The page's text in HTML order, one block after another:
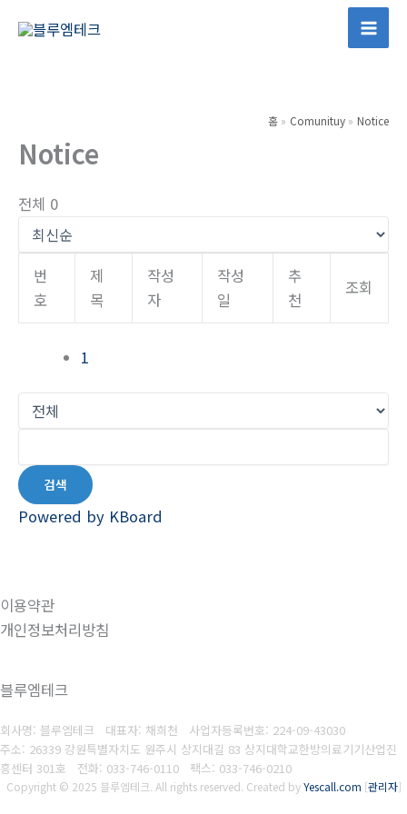
Main
홈 Comunituy Notice
Notice
전체 0
번
호
제
목
작성
자
작성
일
추
천
조회
1
검색
Powered by KBoard
이용약관
개인정보처리방침
블루엠테크
회사명: 블루엠테크 대표자: 채희천 사업자등록번호: 224-09-43030
주소: 26339 강원특별자치도 원주시 상지대길 83 상지대학교한방의료기기산업진
흥센터 301호 전화: 033-746-0110 팩스: 033-746-0210
Copyright © 2025 블루엠테크. All rights reserved. Created byYescall.com [관리자]